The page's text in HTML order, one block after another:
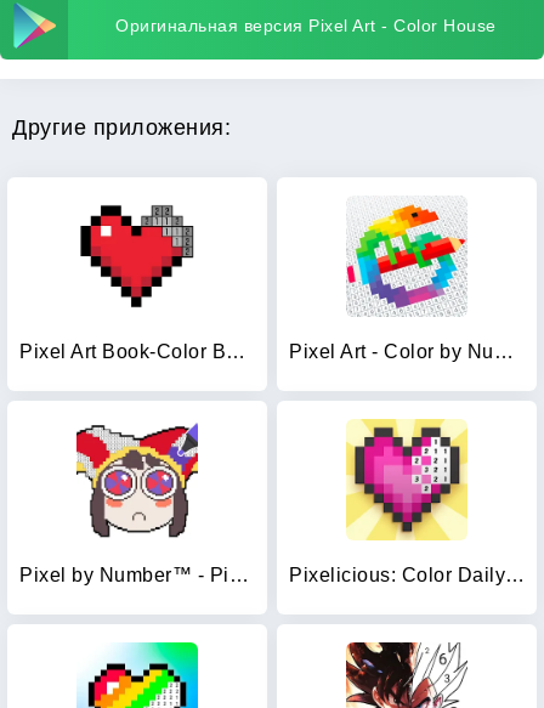
Оригинальная версия Pixel Art - Color House
Другие приложения:
Pixel Art Book-Color By Number Pixel Art - Color by Number
Pixel by Number™ - Pixel Art Pixelicious: Color Daily Pixel